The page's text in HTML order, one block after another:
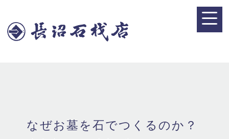
なぜお墓を石でつくるのか？